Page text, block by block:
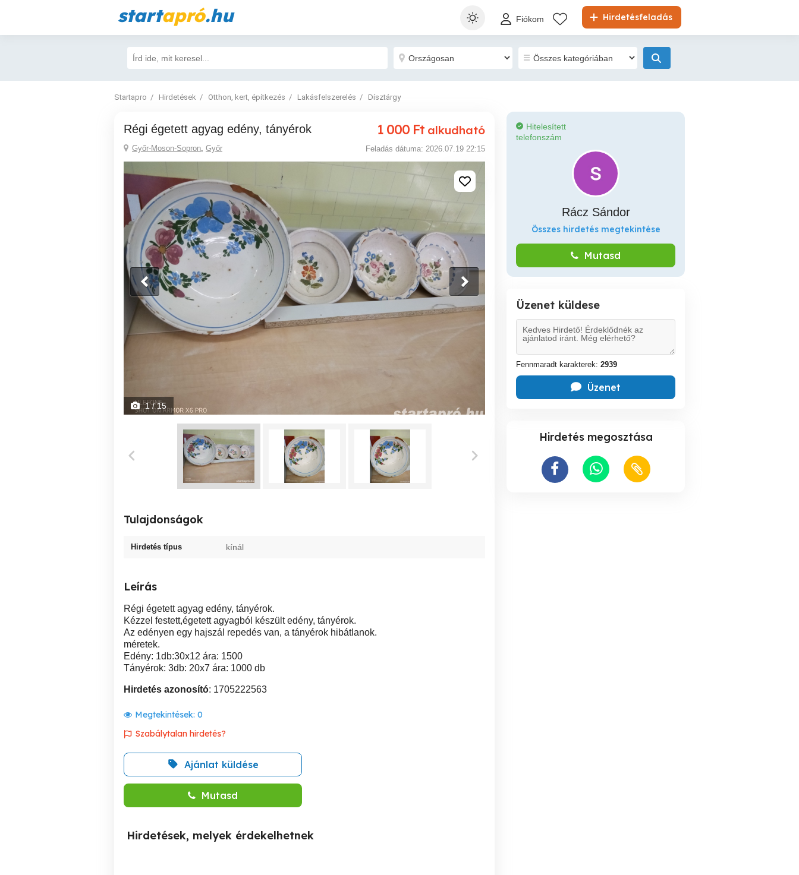
startapró.hu Hirdetésfeladás
Fiókom
Startapro Hirdetések Otthon, kert, építkezés Lakásfelszerelés Dísztárgy
Régi égetett agyag edény, tányérok 1 000 Ft alkudható
Győr-Moson-Sopron, Győr Feladás dátuma: 2026.07.19 22:15
1/ 15
Tulajdonságok
Hirdetés típus kínál
Leírás
Régi égetett agyag edény, tányérok.
Kézzel festett,égetett agyagból készült edény, tányérok.
Az edényen egy hajszál repedés van, a tányérok hibátlanok.
méretek.
Edény: 1db:30x12 ára: 1500
Tányérok: 3db: 20x7 ára: 1000 db
Hirdetés azonosító: 1705222563
Megtekintések: 0
Szabálytalan hirdetés?
Ajánlat küldése
Mutasd
Hirdetések, melyek érdekelhetnek
Hitelesített
telefonszám
Rácz Sándor
Összes hirdetés megtekintése
Mutasd
Üzenet küldese
Fennmaradt karakterek: 2939
Üzenet
Hirdetés megosztása